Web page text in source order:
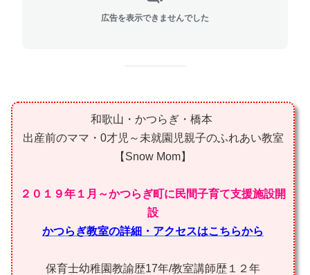
広告を表示できませんでした
和歌山・かつらぎ・橋本
出産前のママ・0才児～未就園児親子のふれあい教室
【Snow Mom】
２０１９年１月～かつらぎ町に民間子育て支援施設開
設
かつらぎ教室の詳細・アクセスはこちらから
保育士幼稚園教諭歴17年/教室講師歴１２年